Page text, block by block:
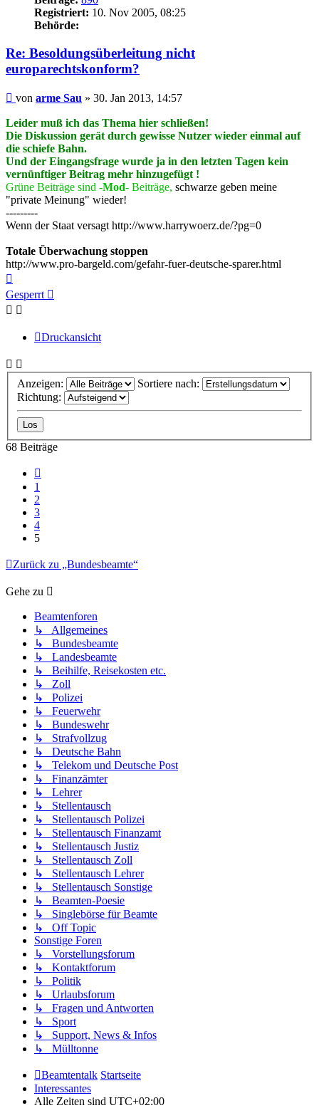
Registriert: 10. Nov 2005, 08:25
Behörde:
Re: Besoldungsüberleitung nicht
europarechtskonform?
Beitrag
von arme Sau » 30. Jan 2013, 14:57
Leider muß ich das Thema hier schließen!
Die Diskussion gerät durch gewisse Nutzer wieder einmal auf
die schiefe Bahn.
Und der Eingangsfrage wurde ja in den letzten Tagen kein
vernünftiger Beitrag mehr hinzugefügt !
Grüne Beiträge sind -Mod- Beiträge, schwarze geben meine
"private Meinung" wieder!
---------
Wenn der Staat versagt http://www.harrywoerz.de/?pg=0
Totale Überwachung stoppen
http://www.pro-bargeld.com/gefahr-fuer-deutsche-sparer.html
oben
Gesperrt
Druckansicht
Anzeigen:
Sortiere nach:
Richtung:
68 Beiträge
1
2
3
4
5
Zurück zu „Bundesbeamte“
Gehe zu
Beamtenforen
↳ Allgemeines
↳ Bundesbeamte
↳ Landesbeamte
↳ Beihilfe, Reisekosten etc.
↳ Zoll
↳ Polizei
↳ Feuerwehr
↳ Bundeswehr
↳ Strafvollzug
↳ Deutsche Bahn
↳ Telekom und Deutsche Post
↳ Finanzämter
↳ Lehrer
↳ Stellentausch
↳ Stellentausch Polizei
↳ Stellentausch Finanzamt
↳ Stellentausch Justiz
↳ Stellentausch Zoll
↳ Stellentausch Lehrer
↳ Stellentausch Sonstige
↳ Beamten-Poesie
↳ Singlebörse für Beamte
↳ Off Topic
Sonstige Foren
↳ Vorstellungsforum
↳ Kontaktforum
↳ Politik
↳ Urlaubsforum
↳ Fragen und Antworten
↳ Sport
↳ Support, News & Infos
↳ Mülltonne
Beamtentalk Startseite
Interessantes
Alle Zeiten sind UTC+02:00